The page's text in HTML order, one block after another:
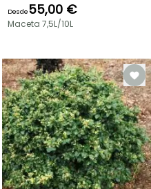
Desde55,00 €
Maceta 7,5L/10L